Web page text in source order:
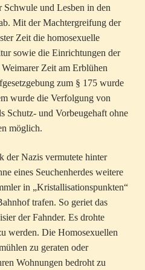
und Lesben in den
Mit der Machtergreifung der
Zeit die homosexuelle
sowie die Einrichtungen der
Zeit am Erblühen
zum § 175 wurde
wurde die Verfolgung von
Schutz- und Vorbeugehaft ohne
möglich.
der Nazis vermutete hinter
eines Seuchenherdes weitere
in „Kristallisationspunkten“
trafen. So geriet das
der Fahnder. Es drohte
werden. Die Homosexuellen
zu geraten oder
Wohnungen bedroht zu